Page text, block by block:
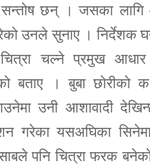
सन्तोष छन् । जसका
उनले सुनाए । निर्देशक
चित्रा चल्ने प्रमुख
बताए । बुबा छोरीको
उनी आशावादी
गरेका यसअघिका
पनि चित्रा फरक